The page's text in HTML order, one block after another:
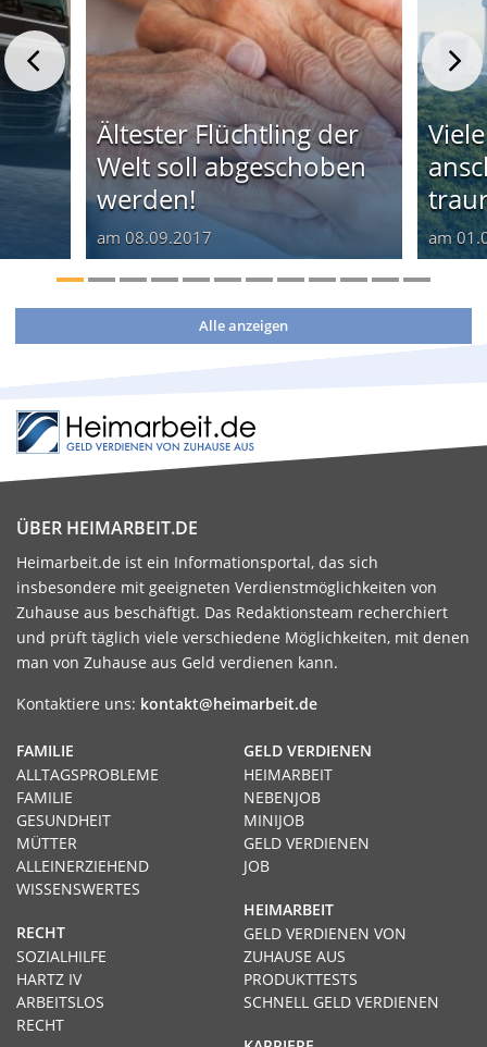
Ältester Flüchtling der
Welt soll abgeschoben
werden!
am 08.09.2017 am
Alle anzeigen
ÜBER HEIMARBEIT.DE
Heimarbeit.de ist ein Informationsportal, das sich
insbesondere mit geeigneten Verdienstmöglichkeiten von
Zuhause aus beschäftigt. Das Redaktionsteam recherchiert
und prüft täglich viele verschiedene Möglichkeiten, mit denen
man von Zuhause aus Geld verdienen kann.
Kontaktiere uns: kontakt@heimarbeit.de
GELD VERDIENEN
HEIMARBEIT
NEBENJOB
MINIJOB
GELD VERDIENEN
JOB
HEIMARBEIT
GELD VERDIENEN VON
ZUHAUSE AUS
PRODUKTTESTS
SCHNELL GELD VERDIENEN
FAMILIE
ALLTAGSPROBLEME
FAMILIE
GESUNDHEIT
MÜTTER
ALLEINERZIEHEND
WISSENSWERTES
RECHT
SOZIALHILFE
HARTZ IV
ARBEITSLOS
RECHT